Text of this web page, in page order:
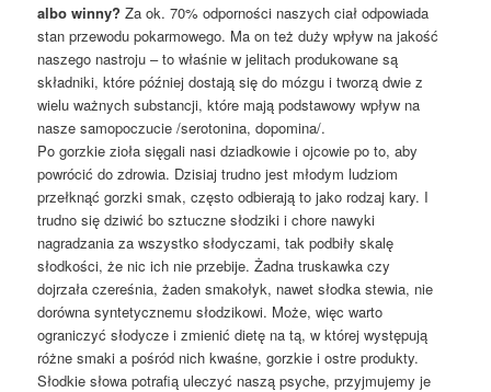
albo winny? Za ok. 70% odporności naszych ciał odpowiada
stan przewodu pokarmowego. Ma on też duży wpływ na jakość
naszego nastroju – to właśnie w jelitach produkowane są
składniki, które później dostają się do mózgu i tworzą dwie z
wielu ważnych substancji, które mają podstawowy wpływ na
nasze samopoczucie /serotonina, dopomina/.
Po gorzkie zioła sięgali nasi dziadkowie i ojcowie po to, aby
powrócić do zdrowia. Dzisiaj trudno jest młodym ludziom
przełknąć gorzki smak, często odbierają to jako rodzaj kary. I
trudno się dziwić bo sztuczne słodziki i chore nawyki
nagradzania za wszystko słodyczami, tak podbiły skalę
słodkości, że nic ich nie przebije. Żadna truskawka czy
dojrzała czereśnia, żaden smakołyk, nawet słodka stewia, nie
dorówna syntetycznemu słodzikowi. Może, więc warto
ograniczyć słodycze i zmienić dietę na tą, w której występują
różne smaki a pośród nich kwaśne, gorzkie i ostre produkty.
Słodkie słowa potrafią uleczyć naszą psyche, przyjmujemy je